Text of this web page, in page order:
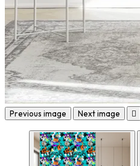
Previous image Next image 